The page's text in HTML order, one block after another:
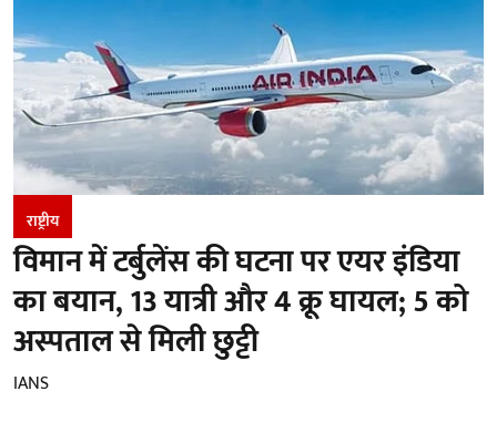
राष्ट्रीय
विमान में टर्बुलेंस की घटना पर एयर इंडिया
का बयान, 13 यात्री और 4 क्रू घायल; 5 को
अस्पताल से मिली छुट्टी
IANS